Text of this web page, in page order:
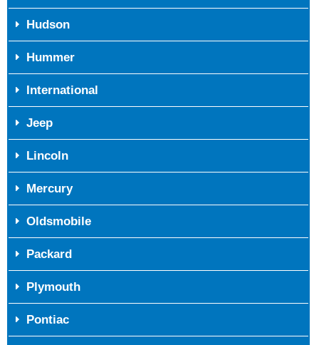
Hudson
Hummer
International
Jeep
Lincoln
Mercury
Oldsmobile
Packard
Plymouth
Pontiac